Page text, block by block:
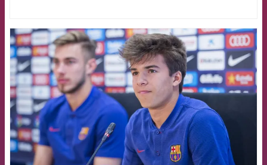
FCB Barcelona badge